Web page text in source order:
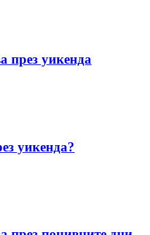
през уикенда
уикенда?